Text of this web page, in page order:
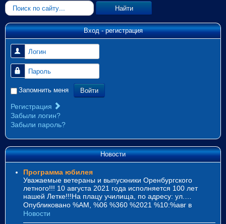
Искать... Найти
Вход - регистрация
Логин
Пароль
Запомнить меня Войти
Регистрация
Забыли логин?
Забыли пароль?
Новости
Программа юбилея
Уважаемые ветераны и выпускники Оренбургского
летного!!! 10 августа 2021 года исполняется 100 лет
нашей Летке!!!На плацу училища, по адресу: ул.…
Опубликовано %AM, %06 %360 %2021 %10:%авг в
Новости